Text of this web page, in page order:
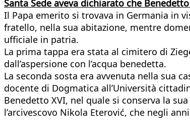
Santa Sede aveva dichiarato che
Il Papa emerito si trovava in Germania in
fratello, nella sua abitazione, mentre
ufficiale in patria.
La prima tappa era stata al cimitero di
dall’aspersione con l’acqua benedetta.
La seconda sosta era avvenuta nella sua
docente di Dogmatica all’Università
Benedetto XVI, nel quale si conserva la
l’arcivescovo Nikola Eterović, che negli